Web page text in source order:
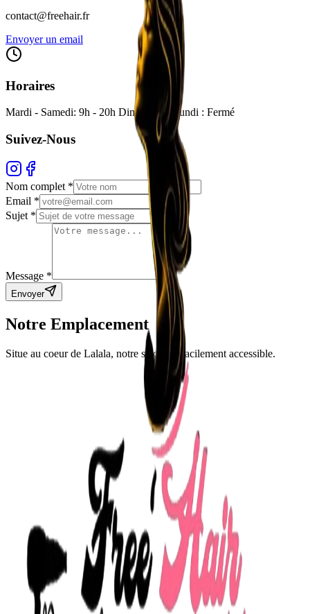
contact@freehair.fr
Envoyer un email
Horaires
Mardi - Samedi: 9h - 20h Dimanche - Lundi : Fermé
Suivez-Nous
Nom complet *
Email *
Sujet *
Message *
Envoyer
Notre Emplacement
Situe au coeur de Lalala, notre salon est facilement accessible.